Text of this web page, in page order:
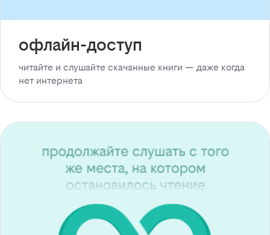
офлайн-доступ
читайте и слушайте скачанные книги — даже когда
нет интернета